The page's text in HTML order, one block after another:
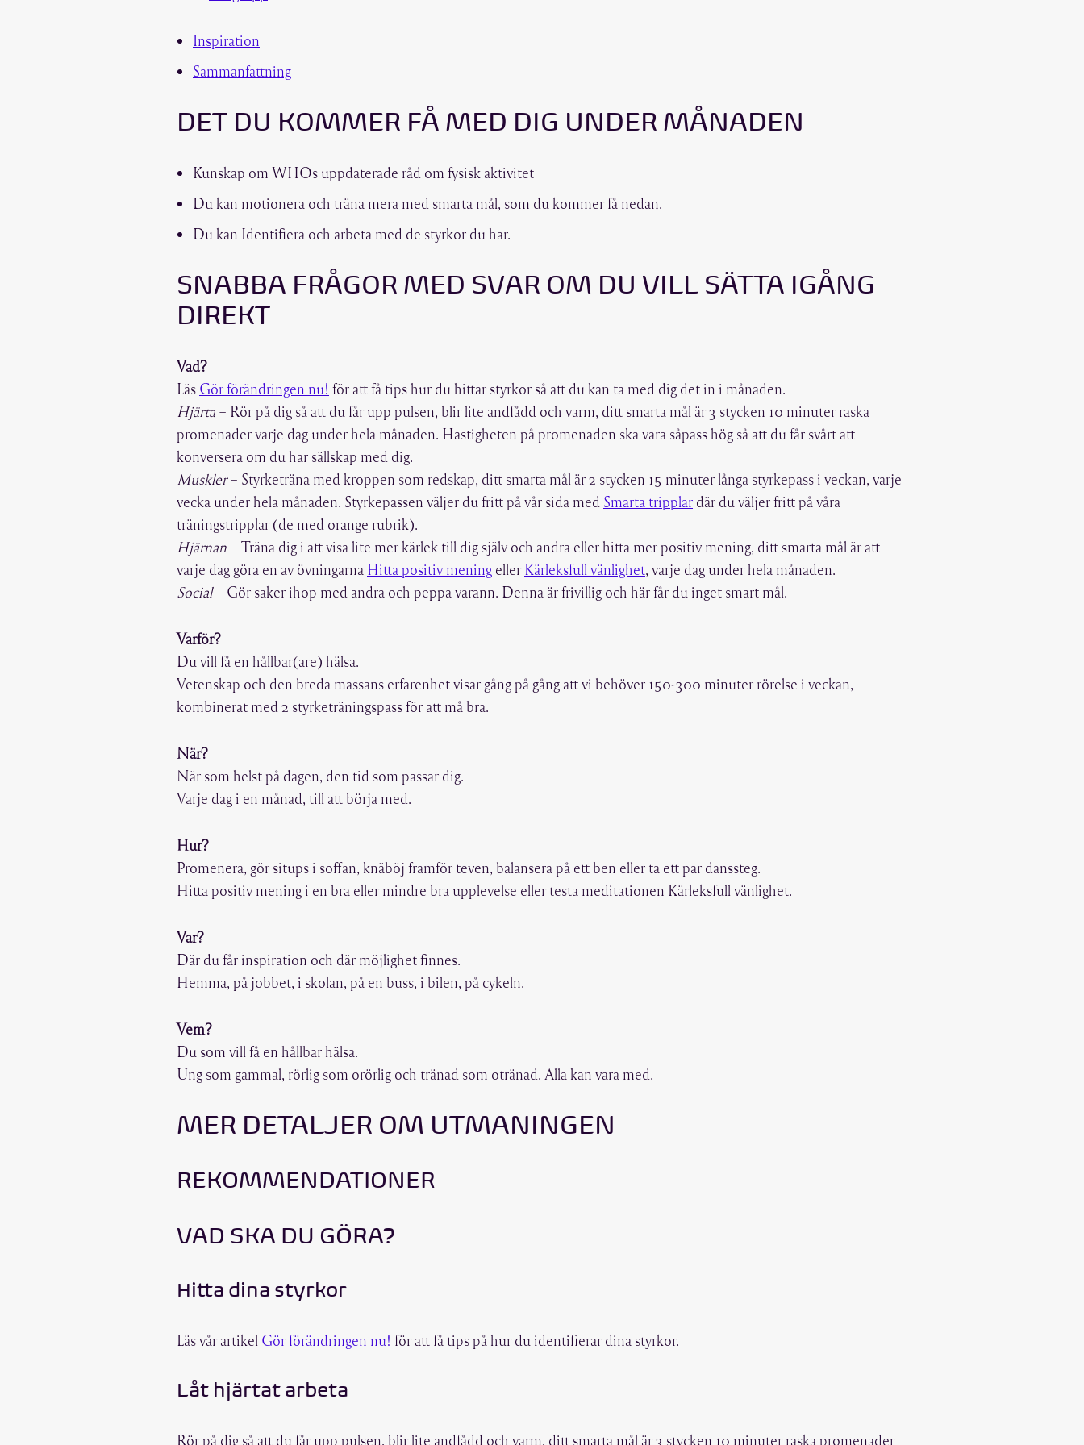
Inspiration
Sammanfattning
DET DU KOMMER FÅ MED DIG UNDER MÅNADEN
Kunskap om WHOs uppdaterade råd om fysisk aktivitet
Du kan motionera och träna mera med smarta mål, som du kommer få nedan.
Du kan Identifiera och arbeta med de styrkor du har.
SNABBA FRÅGOR MED SVAR OM DU VILL SÄTTA IGÅNG
DIREKT
Vad?
Läs Gör förändringen nu! för att få tips hur du hittar styrkor så att du kan ta med dig det in i månaden.
Hjärta – Rör på dig så att du får upp pulsen, blir lite andfådd och varm, ditt smarta mål är 3 stycken 10 minuter raska
promenader varje dag under hela månaden. Hastigheten på promenaden ska vara såpass hög så att du får svårt att
konversera om du har sällskap med dig.
Muskler– Styrketräna med kroppen som redskap, ditt smarta mål är 2 stycken 15 minuter långa styrkepass i veckan, varje
vecka under hela månaden. Styrkepassen väljer du fritt på vår sida med Smarta tripplar där du väljer fritt på våra
träningstripplar (de med orange rubrik).
Hjärnan – Träna dig i att visa lite mer kärlek till dig själv och andra eller hitta mer positiv mening, ditt smarta mål är att
varje dag göra en av övningarna Hitta positiv mening eller Kärleksfull vänlighet, varje dag under hela månaden.
Social– Gör saker ihop med andra och peppa varann. Denna är frivillig och här får du inget smart mål.
Varför?
Du vill få en hållbar(are) hälsa.
Vetenskap och den breda massans erfarenhet visar gång på gång att vi behöver 150-300 minuter rörelse i veckan,
kombinerat med 2 styrketräningspass för att må bra.
När?
När som helst på dagen, den tid som passar dig.
Varje dag i en månad, till att börja med.
Hur?
Promenera, gör situps i soffan, knäböj framför teven, balansera på ett ben eller ta ett par danssteg.
Hitta positiv mening i en bra eller mindre bra upplevelse eller testa meditationen Kärleksfull vänlighet.
Var?
Där du får inspiration och där möjlighet finnes.
Hemma, på jobbet, i skolan, på en buss, i bilen, på cykeln.
Vem?
Du som vill få en hållbar hälsa.
Ung som gammal, rörlig som orörlig och tränad som otränad. Alla kan vara med.
MER DETALJER OM UTMANINGEN
REKOMMENDATIONER
VAD SKA DU GÖRA?
Hitta dina styrkor
Läs vår artikel Gör förändringen nu! för att få tips på hur du identifierar dina styrkor.
Låt hjärtat arbeta
Rör på dig så att du får upp pulsen, blir lite andfådd och varm, ditt smarta mål är 3 stycken 10 minuter raska promenader